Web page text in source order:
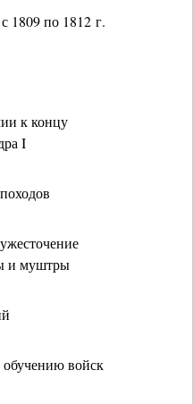
1809 по 1812 г.
к концу
I
и муштры
обучению войск